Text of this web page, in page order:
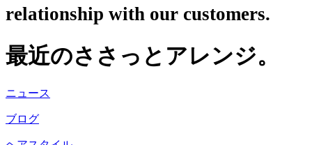
relationship with our customers.
最近のささっとアレンジ。
ニュース
ブログ